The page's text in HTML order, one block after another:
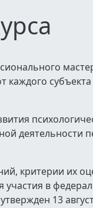
каждого субъекта
деятельности
критерии их
участия в
13